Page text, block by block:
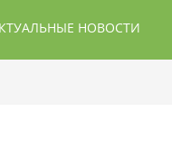
НОВОСТИ